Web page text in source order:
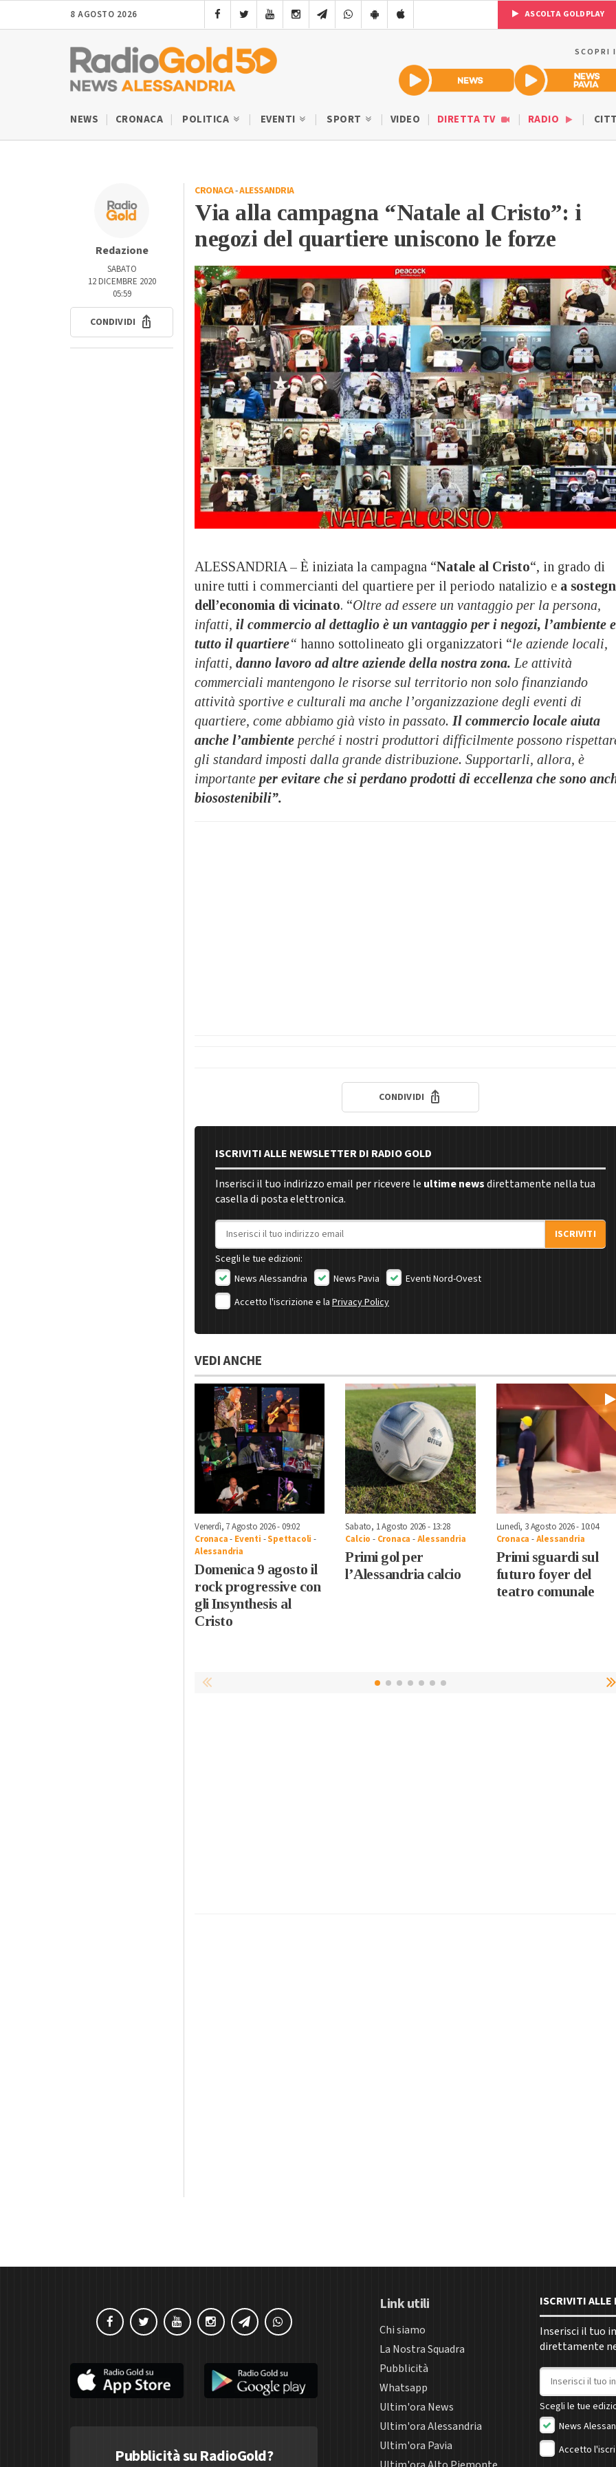
8 AGOSTO 2026 ASCOLTA GOLDPLAY
SCOPRI
NEWS CRONACA POLITICA EVENTI SPORT VIDEO DIRETTA TV RADIO
Redazione
SABATO
12 DICEMBRE 2020
05:59
CONDIVIDI
CRONACA-ALESSANDRIA
Via alla campagna “Natale al Cristo”: i
negozi del quartiere uniscono le forze
ALESSANDRIA – È iniziata la campagna “Natale al Cristo“, in grado di
unire tutti i commercianti del quartiere per il periodo natalizio e a
dell’economia di vicinato. “Oltre ad essere un vantaggio per la persona,
infatti, il commercio al dettaglio è un vantaggio per i negozi, l’ambiente e
tutto il quartiere“ hanno sottolineato gli organizzatori “le aziende locali,
infatti, danno lavoro ad altre aziende della nostra zona. Le attività
commerciali mantengono le risorse sul territorio non solo finanziando
attività sportive e culturali ma anche l’organizzazione degli eventi di
quartiere, come abbiamo già visto in passato. Il commercio locale aiuta
anche l’ambiente perché i nostri produttori difficilmente possono
gli standard imposti dalla grande distribuzione. Supportarli, allora, è
importante per evitare che si perdano prodotti di eccellenza che sono
biosostenibili”.
CONDIVIDI
ISCRIVITI ALLE NEWSLETTER DI RADIO GOLD
Inserisci il tuo indirizzo email per ricevere le ultime newsdirettamente nella tua
casella di posta elettronica.
Indirizzo email
ISCRIVITI
Scegli le tue edizioni:
News Alessandria
News Pavia
Eventi Nord-Ovest
Accetto l'iscrizione e la Privacy Policy
VEDI ANCHE
Venerdì, 7 Agosto 2026 - 09:02
Cronaca- Eventi -Spettacoli -
Alessandria
Domenica 9 agosto il
rock progressive con
gli Insynthesis al
Cristo
Sabato, 1 Agosto 2026 - 13:28
Calcio - Cronaca -Alessandria
Primi gol per
l’Alessandria calcio
Lunedì, 3 Agosto 2026 - 10:04
Cronaca -Alessandria
Primi sguardi sul
futuro foyer del
teatro comunale
Pubblicità su RadioGold?
Link utili
Chi siamo
La Nostra Squadra
Pubblicità
Whatsapp
Ultim'ora News
Ultim'ora Alessandria
Ultim'ora Pavia
ISCRIVITI ALLE
Inserisci il tuo
direttamente
Indirizzo email
Scegli le tue
News
Accetto